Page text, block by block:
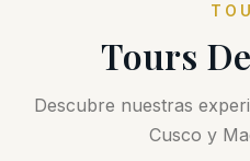
Tours
Descubre nuestras
Cusco y